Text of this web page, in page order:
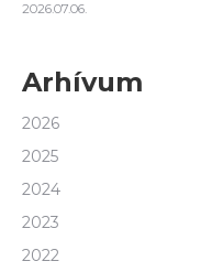
2026.07.06.
Arhívum
2026
2025
2024
2023
2022